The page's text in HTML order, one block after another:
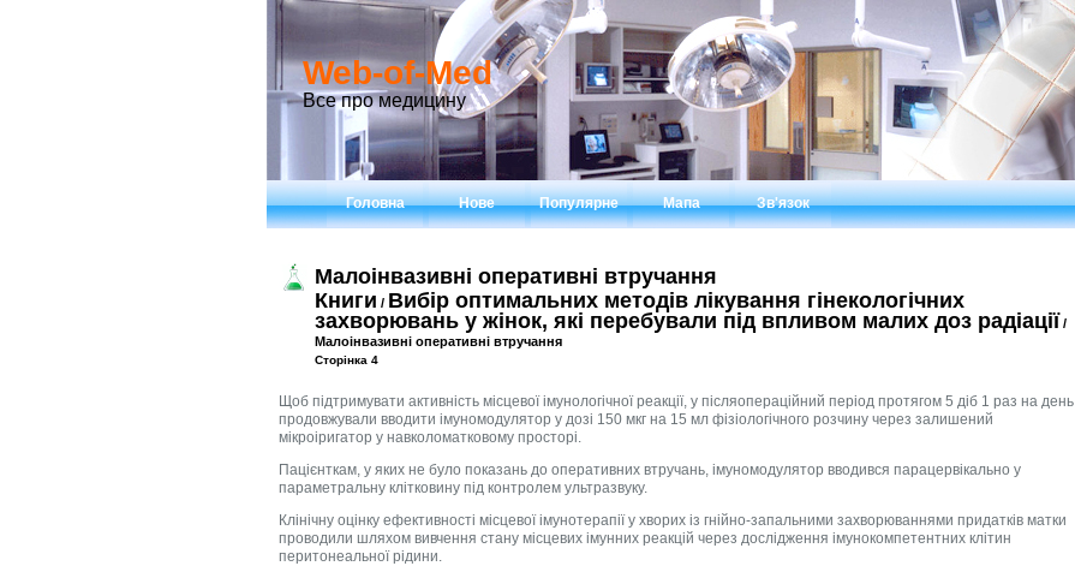
Web-of-Med
Все про медицину
Головна Нове Популярне Мапа Зв'язок
Малоінвазивні оперативні втручання
Книги / Вибір оптимальних методів лікування гінекологічних
захворювань у жінок, які перебували під впливом малих доз радіації /
Малоінвазивні оперативні втручання
Сторінка 4
Щоб підтримувати активність місцевої імунологічної реакції, у післяопераційний період протягом 5 діб 1 раз на день
продовжували вводити імуномодулятор у дозі 150 мкг на 15 мл фізіологічного розчину через залишений
мікроіригатор у навколоматковому просторі.
Пацієнткам, у яких не було показань до оперативних втручань, імуномодулятор вводився парацервікально у
параметральну клітковину під контролем ультразвуку.
Клінічну оцінку ефективності місцевої імунотерапії у хворих із гнійно-запальними захворюваннями придатків матки
проводили шляхом вивчення стану місцевих імунних реакцій через дослідження імунокомпетентних клітин
перитонеальної рідини.